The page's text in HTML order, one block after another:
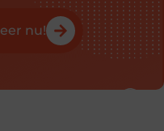
nu!